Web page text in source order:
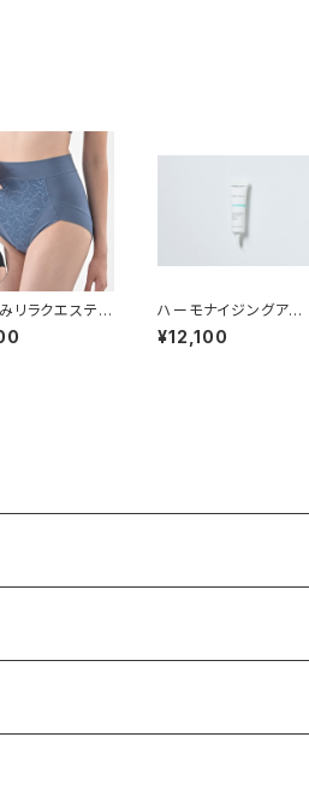
リラクエステ綿
りショーツ（Be
ハーモナイジングアイ＆
ネックナイトクリーム
¥12,100